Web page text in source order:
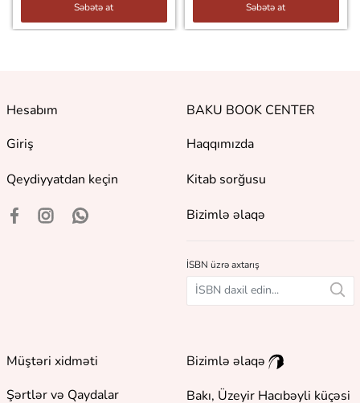
Səbətə at Səbətə at
Hesabım
Giriş
Qeydiyyatdan keçin
BAKU BOOK CENTER
Haqqımızda
Kitab sorğusu
Bizimlə əlaqə
İSBN üzrə axtarış
Müştəri xidməti
Şərtlər və Qaydalar
Bizimlə əlaqə
Bakı, Üzeyir Hacıbəyli küçəsi